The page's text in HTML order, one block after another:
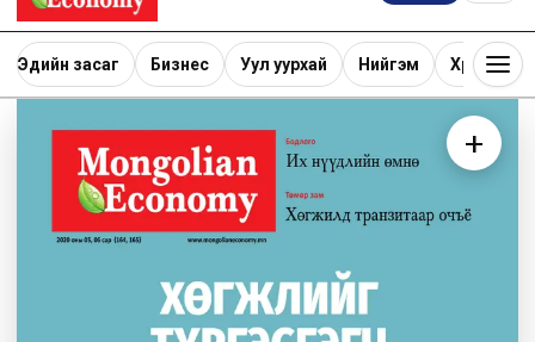
Эдийн засаг Бизнес Уул уурхай Нийгэм Хөрөнгө
+